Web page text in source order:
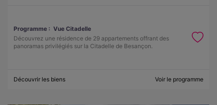
Programme : Vue Citadelle
Découvrez une résidence de 29 appartements offrant des
panoramas privilégiés sur la Citadelle de Besançon.
Découvrir les biens Voir le programme